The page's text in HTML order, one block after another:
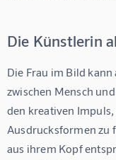
Die Künstlerin
Die Frau im Bild
zwischen Mensch
den kreativen
Ausdrucksformen zu
aus ihrem Kopf